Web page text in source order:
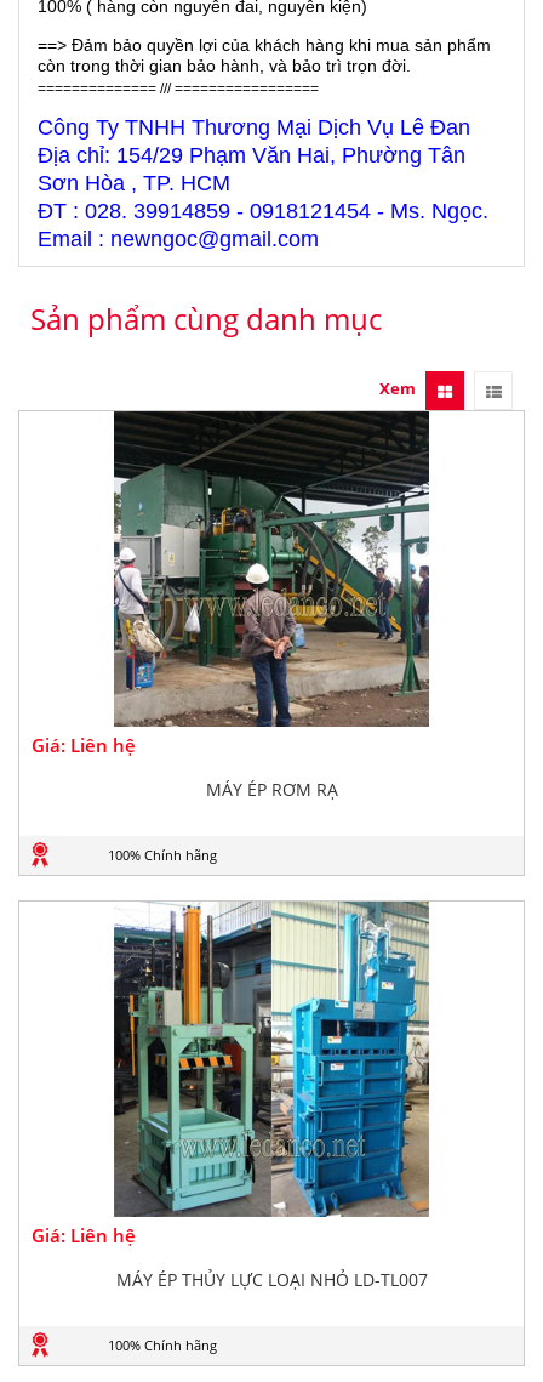
100% ( hàng còn nguyên đai, nguyên kiện)
==> Đảm bảo quyền lợi của khách hàng khi mua sản phẩm
còn trong thời gian bảo hành, và bảo trì trọn đời.
============== /// =================
Công Ty TNHH Thương Mại Dịch Vụ Lê Đan
Địa chỉ: 154/29 Phạm Văn Hai, Phường Tân
Sơn Hòa , TP. HCM
ĐT : 028. 39914859 - 0918121454 - Ms. Ngọc.
Email : newngoc@gmail.com
Sản phẩm cùng danh mục
Xem
Giá: Liên hệ
MÁY ÉP RƠM RẠ
100% Chính hãng
Giá: Liên hệ
MÁY ÉP THỦY LỰC LOẠI NHỎ LD-TL007
100% Chính hãng